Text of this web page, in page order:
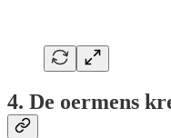
4. De oermens